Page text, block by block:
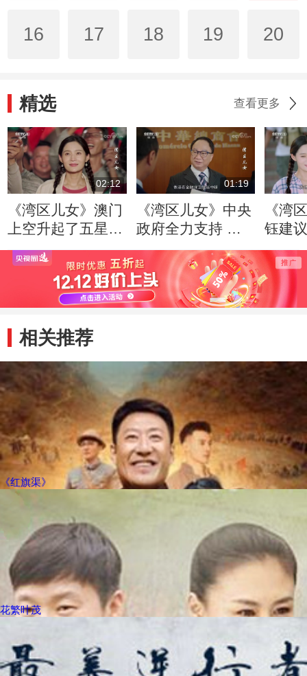
16 17 18 19 20
精选 查看更多
02:12
《湾区儿女》澳门
上空升起了五星红
旗 烟花把夜照亮
01:19
《湾区儿女》中央
政府全力支持 保
障了香港的经济安
全
《湾
钰建
素 欧
大加
相关推荐
《红旗渠》
花繁叶茂